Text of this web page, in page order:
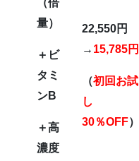
量）
＋ビ
タミ
ンB
＋高
濃度
22,550円
→ 15,785円
（初回お試
し
30％OFF）